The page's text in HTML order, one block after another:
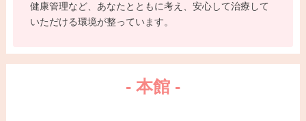
産科
健康管理など、あなたとともに考え、安心して治療して
いただける環境が整っています。
- 本館 -